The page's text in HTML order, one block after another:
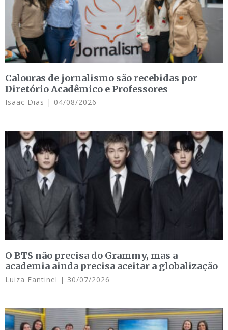
Calouras de jornalismo são recebidas por
Diretório Acadêmico e Professores
Isaac Dias 04/08/2026
O BTS não precisa do Grammy, mas a
academia ainda precisa aceitar a globalização
Luiza Fantinel 30/07/2026